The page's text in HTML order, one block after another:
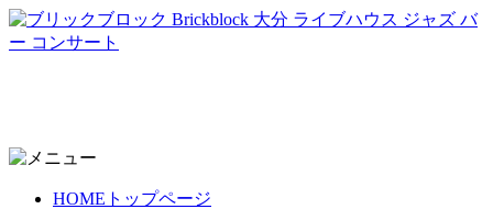
HOME トップページ